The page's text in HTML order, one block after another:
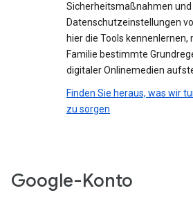
Sicherheitsmaßnahmen und
Datenschutzeinstellungen
hier die Tools kennenlernen,
Familie bestimmte
digitaler Onlinemedien
Finden Sie heraus, was wir
zu sorgen
Google-Konto